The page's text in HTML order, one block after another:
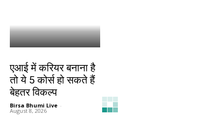
एआई में करियर बनाना है
तो ये 5 कोर्स हो सकते हैं
बेहतर विकल्प
Birsa Bhumi Live -
August 8, 2026